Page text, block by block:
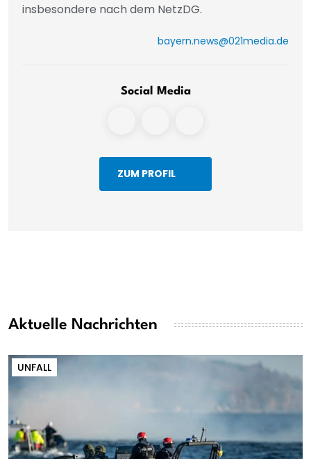
insbesondere nach dem NetzDG.
bayern.news@021media.de
Social Media
ZUM PROFIL
Aktuelle Nachrichten
UNFALL